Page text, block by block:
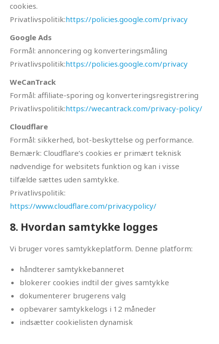
cookies.
Privatlivspolitik:https://policies.google.com/privacy
Google Ads
Formål: annoncering og konverteringsmåling
Privatlivspolitik:https://policies.google.com/privacy
WeCanTrack
Formål: affiliate-sporing og konverteringsregistrering
Privatlivspolitik:https://wecantrack.com/privacy-policy/
Cloudflare
Formål: sikkerhed, bot-beskyttelse og performance.
Bemærk: Cloudflare’s cookies er primært teknisk
nødvendige for websitets funktion og kan i visse
tilfælde sættes uden samtykke.
Privatlivspolitik:
https://www.cloudflare.com/privacypolicy/
8. Hvordan samtykke logges
Vi bruger vores samtykkeplatform. Denne platform:
håndterer samtykkebanneret
blokerer cookies indtil der gives samtykke
dokumenterer brugerens valg
opbevarer samtykkelogs i 12 måneder
indsætter cookielisten dynamisk